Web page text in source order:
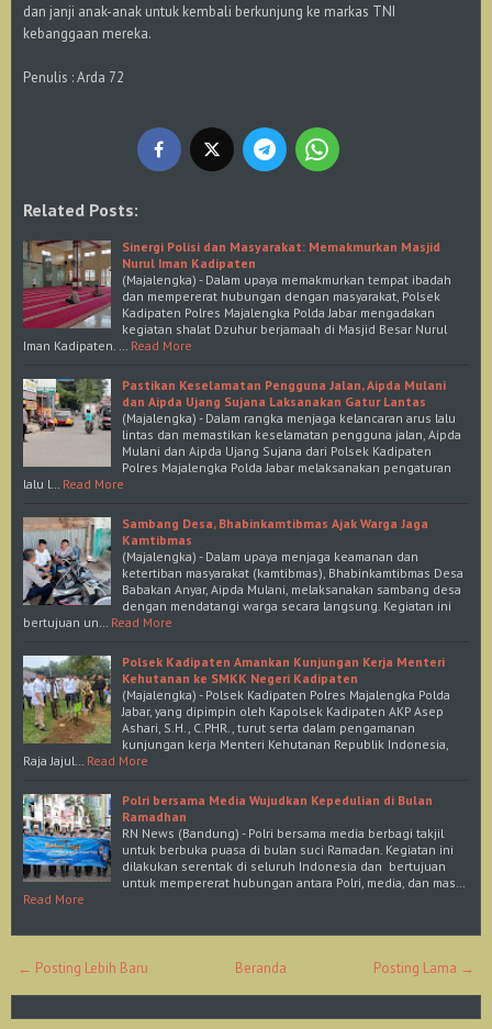
dan janji anak-anak untuk kembali berkunjung ke markas TNI
kebanggaan mereka.
Penulis : Arda 72
Related Posts:
Sinergi Polisi dan Masyarakat: Memakmurkan Masjid
Nurul Iman Kadipaten
(Majalengka) - Dalam upaya memakmurkan tempat ibadah
dan mempererat hubungan dengan masyarakat, Polsek
Kadipaten Polres Majalengka Polda Jabar mengadakan
kegiatan shalat Dzuhur berjamaah di Masjid Besar Nurul
Iman Kadipaten. … Read More
Pastikan Keselamatan Pengguna Jalan, Aipda Mulani
dan Aipda Ujang Sujana Laksanakan Gatur Lantas
(Majalengka) - Dalam rangka menjaga kelancaran arus lalu
lintas dan memastikan keselamatan pengguna jalan, Aipda
Mulani dan Aipda Ujang Sujana dari Polsek Kadipaten
Polres Majalengka Polda Jabar melaksanakan pengaturan
lalu l… Read More
Sambang Desa, Bhabinkamtibmas Ajak Warga Jaga
Kamtibmas
(Majalengka) - Dalam upaya menjaga keamanan dan
ketertiban masyarakat (kamtibmas), Bhabinkamtibmas Desa
Babakan Anyar, Aipda Mulani, melaksanakan sambang desa
dengan mendatangi warga secara langsung. Kegiatan ini
bertujuan un… Read More
Polsek Kadipaten Amankan Kunjungan Kerja Menteri
Kehutanan ke SMKK Negeri Kadipaten
(Majalengka) - Polsek Kadipaten Polres Majalengka Polda
Jabar, yang dipimpin oleh Kapolsek Kadipaten AKP Asep
Ashari, S.H., C.PHR., turut serta dalam pengamanan
kunjungan kerja Menteri Kehutanan Republik Indonesia,
Raja Jajul… Read More
Polri bersama Media Wujudkan Kepedulian di Bulan
Ramadhan
RN News (Bandung) - Polri bersama media berbagi takjil
untuk berbuka puasa di bulan suci Ramadan. Kegiatan ini
dilakukan serentak di seluruh Indonesia dan bertujuan
untuk mempererat hubungan antara Polri, media, dan mas…
Read More
← Posting Lebih Baru Posting Lama →
Beranda